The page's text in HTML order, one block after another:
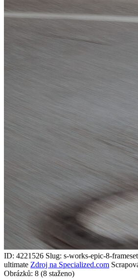
ID: 4221526 Slug: s-works-epic-8-
ultimate Zdroj na Specialized.com
Obrázků: 8 (8 staženo)